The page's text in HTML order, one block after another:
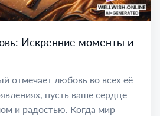
Искренние моменты и
отмечает любовь во всех её
пусть ваше сердце
и радостью. Когда мир